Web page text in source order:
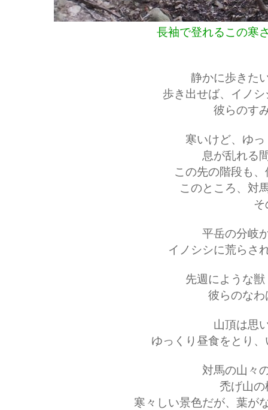
長袖で登れるこの寒
静かに歩きた
歩き出せば、イノ
彼らのす
寒いけど、ゆ
息が乱れる
この先の階段も
このところ、対
そ
平岳の分岐
イノシシに荒らさ
先週にような
彼らのな
山頂は思
ゆっくり昼食をとり
対馬の山々
禿げ山の
寒々しい景色だが、葉が